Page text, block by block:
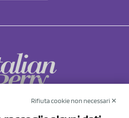
Rifiuta cookie non necessari ✕